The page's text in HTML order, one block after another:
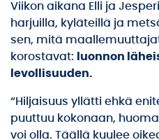
Viikon aikana Elli ja
harjuilla, kyläteillä ja
sen, mitä
korostavat:
luonnon
levollisuuden.
“Hiljaisuus yllätti ehkä
puuttuu kokonaan,
voi olla. Täällä kuulee